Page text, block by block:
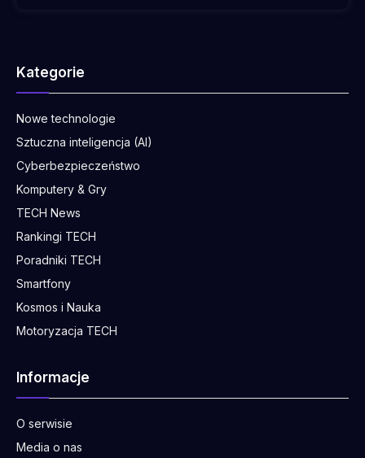
Kategorie
Nowe technologie
Sztuczna inteligencja (AI)
Cyberbezpieczeństwo
Komputery & Gry
TECH News
Rankingi TECH
Poradniki TECH
Smartfony
Kosmos i Nauka
Motoryzacja TECH
Informacje
O serwisie
Media o nas